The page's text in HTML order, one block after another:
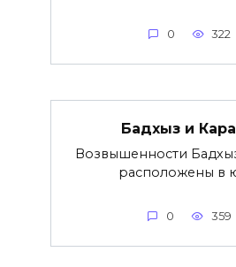
0 322
Бадхыз и
Возвышенности
расположены в
0 359